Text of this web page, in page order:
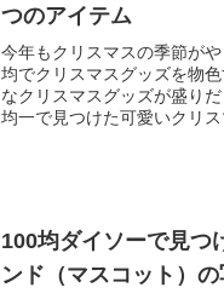
つのアイテム
今年もクリスマスの季節が
均でクリスマスグッズを物
なクリスマスグッズが盛り
均一で見つけた可愛いクリ
100均ダイソーで見つ
ンド（マスコット）